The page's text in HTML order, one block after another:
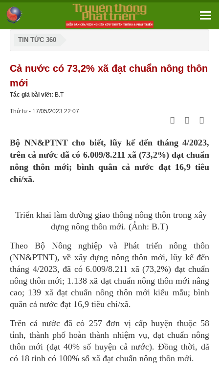
TIN TỨC 360
Cả nước có 73,2% xã đạt chuẩn nông thôn
mới
Tác giả bài viết: B.T
Thứ tư - 17/05/2023 22:07
Bộ NN&PTNT cho biết, lũy kế đến tháng 4/2023,
trên cả nước đã có 6.009/8.211 xã (73,2%) đạt chuẩn
nông thôn mới; bình quân cả nước đạt 16,9 tiêu
chí/xã.
Triển khai làm đường giao thông nông thôn trong xây
dựng nông thôn mới. (Ảnh: B.T)
Theo Bộ Nông nghiệp và Phát triển nông thôn
(NN&PTNT), về xây dựng nông thôn mới, lũy kế đến
tháng 4/2023, đã có 6.009/8.211 xã (73,2%) đạt chuẩn
nông thôn mới; 1.138 xã đạt chuẩn nông thôn mới nâng
cao; 139 xã đạt chuẩn nông thôn mới kiểu mẫu; bình
quân cả nước đạt 16,9 tiêu chí/xã.
Trên cả nước đã có 257 đơn vị cấp huyện thuộc 58
tỉnh, thành phố hoàn thành nhiệm vụ, đạt chuẩn nông
thôn mới (đạt 40% số huyện cả nước). Đồng thời, đã
có 18 tỉnh có 100% số xã đạt chuẩn nông thôn mới.